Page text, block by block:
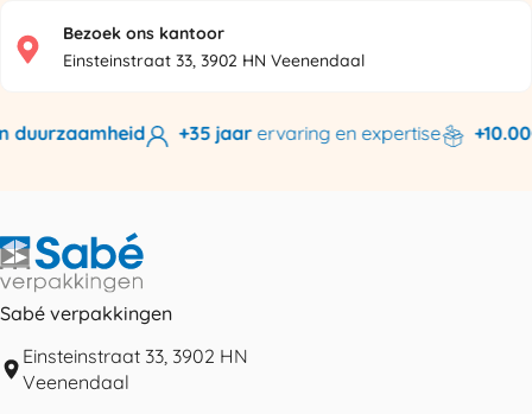
Bezoek ons kantoor
Einsteinstraat 33, 3902 HN Veenendaal
+35 jaarervaring en expertise
Sabé verpakkingen
Einsteinstraat 33, 3902 HN
Veenendaal